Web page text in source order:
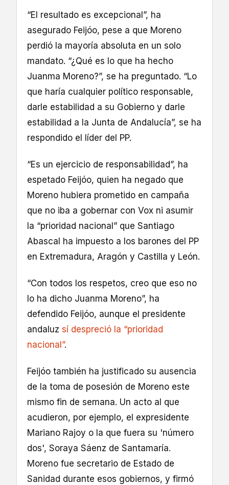
“El resultado es excepcional”, ha
asegurado Feijóo, pese a que Moreno
perdió la mayoría absoluta en un solo
mandato. “¿Qué es lo que ha hecho
Juanma Moreno?”, se ha preguntado. “Lo
que haría cualquier político responsable,
darle estabilidad a su Gobierno y darle
estabilidad a la Junta de Andalucía”, se ha
respondido el líder del PP.
“Es un ejercicio de responsabilidad”, ha
espetado Feijóo, quien ha negado que
Moreno hubiera prometido en campaña
que no iba a gobernar con Vox ni asumir
la “prioridad nacional” que Santiago
Abascal ha impuesto a los barones del PP
en Extremadura, Aragón y Castilla y León.
“Con todos los respetos, creo que eso no
lo ha dicho Juanma Moreno”, ha
defendido Feijóo, aunque el presidente
andaluz sí despreció la “prioridad
nacional”.
Feijóo también ha justificado su ausencia
de la toma de posesión de Moreno este
mismo fin de semana. Un acto al que
acudieron, por ejemplo, el expresidente
Mariano Rajoy o la que fuera su 'número
dos', Soraya Sáenz de Santamaría.
Moreno fue secretario de Estado de
Sanidad durante esos gobiernos, y firmó